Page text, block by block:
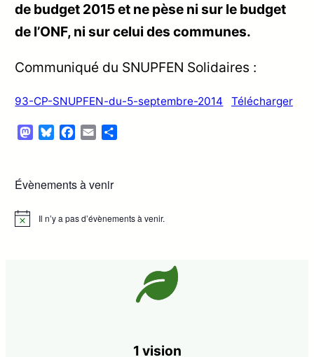
de budget 2015 et ne pèse ni sur le budget
de l’ONF, ni sur celui des communes.
Communiqué du SNUPFEN Solidaires :
93-CP-SNUPFEN-du-5-septembre-2014 Télécharger
Mastodon
BlueskyFacebook
Email
Évènements à venir
Notice Il n’y a pas d’évènements à venir.
1 vision